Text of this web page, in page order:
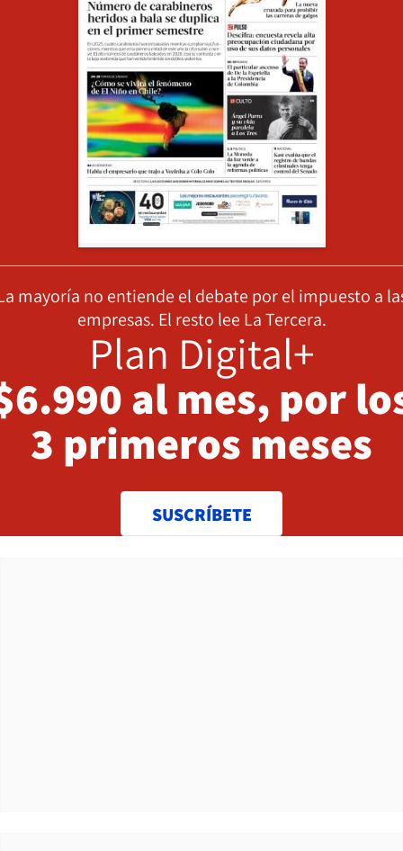
mayoría no entiende el debate por el impuesto a
empresas. El resto lee La Tercera.
Plan Digital+
al mes, por
3 primeros meses
SUSCRÍBETE